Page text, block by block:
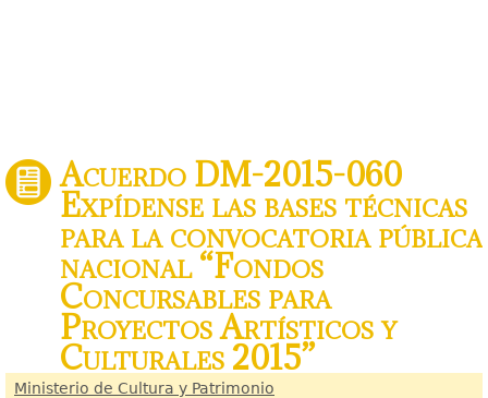
Acuerdo DM-2015-060
Expídense las bases técnicas
para la convocatoria pública
nacional “Fondos
Concursables para
Proyectos Artísticos y
Culturales 2015”
Ministerio de Cultura y Patrimonio